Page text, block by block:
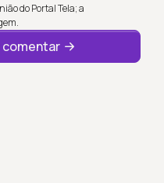
do Portal Tela; a